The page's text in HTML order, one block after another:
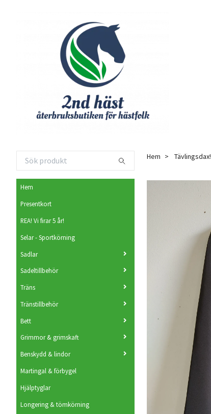
Hem
Presentkort
REA! Vi firar 5 år!
Selar - Sportkörning
Sadlar
Sadeltillbehör
Träns
Tränstillbehör
Bett
Grimmor & grimskaft
Benskydd & lindor
Martingal & förbygel
Hjälptyglar
Longering & tömkörning
Hem Tävlingsdax!